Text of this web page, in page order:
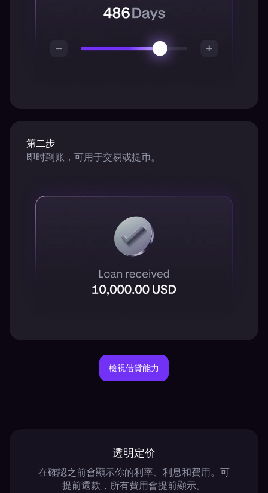
第二步
即时到账，可用于交易或提币。
檢視借貸能力
透明定价
在確認之前會顯示你的利率、利息和費用。可
提前還款，所有費用會提前顯示。